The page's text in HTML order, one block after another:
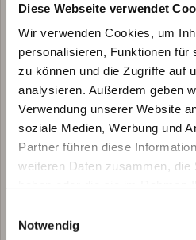
Diese Webseite verwendet
Wir verwenden Cookies, um
personalisieren, Funktionen für
zu können und die Zugriffe auf
analysieren. Außerdem geben
Verwendung unserer Website
soziale Medien, Werbung und
Partner führen diese
weiteren Daten zusammen, die
Notwendig